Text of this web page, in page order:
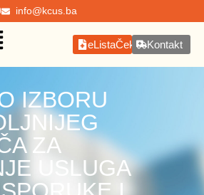
info@kcus.ba
eListaČekanjaKontakt
IZBORU
ZA
USLUGA